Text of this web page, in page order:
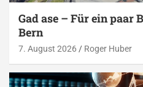
Gad ase – Für ein paar
Bern
7. August 2026 Roger Huber